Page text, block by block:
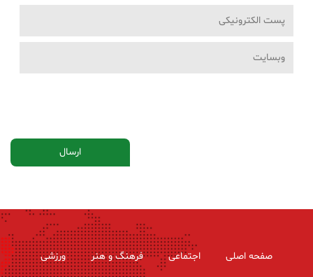
صفحه اصلی اجتماعی فرهنگ و هنر ورزشی